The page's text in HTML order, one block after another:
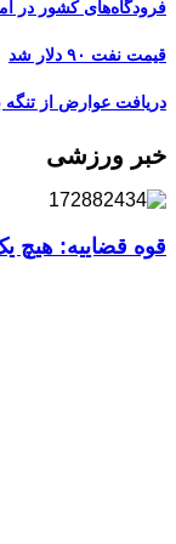
فرودگاه‌های کشور در
قیمت نفت ۹۰ دلار شد
دریافت عوارض از تنگه
خبر ورزشی
قوه قضاییه: هیچ